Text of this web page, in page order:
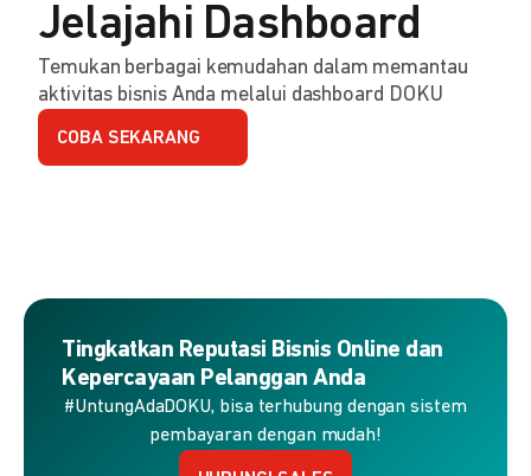
Jelajahi Dashboard
Temukan berbagai kemudahan dalam memantau
aktivitas bisnis Anda melalui dashboard DOKU
COBA SEKARANG
Tingkatkan Reputasi Bisnis Online dan
Kepercayaan Pelanggan Anda
#UntungAdaDOKU, bisa terhubung dengan sistem
pembayaran dengan mudah!